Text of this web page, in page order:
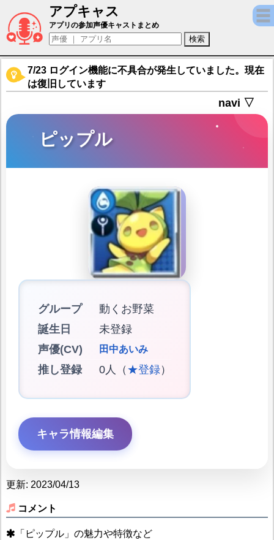
アプキャス
ピップル（声優：田中あいみ)【ドラガリア
アプリの参加声優キャストまとめ
7/23 ログイン機能に不具合が発生していました。現在
は復旧しています
navi ▽
ピップル
グループ
動くお野菜
誕生日
未登録
声優(CV)
田中あいみ
推し登録 0人（ ★登録）
キャラ情報編集
更新: 2023/04/13
コメント
「ピップル」の魅力や特徴など